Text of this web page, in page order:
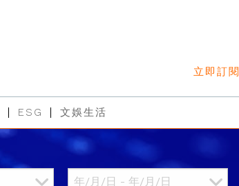
立即訂閱
ESG 文娛生活